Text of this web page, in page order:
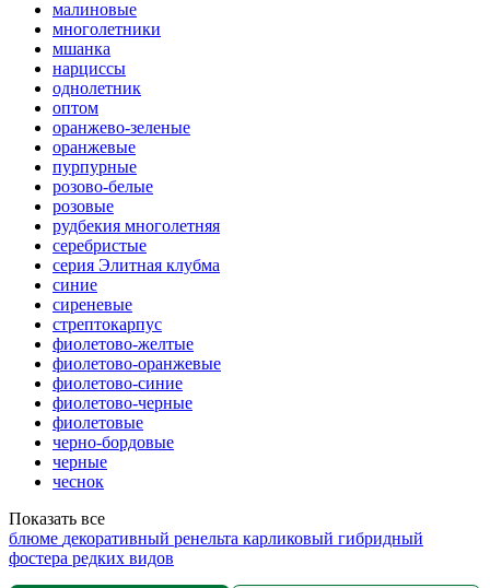
малиновые
многолетники
мшанка
нарциссы
однолетник
оптом
оранжево-зеленые
оранжевые
пурпурные
розово-белые
розовые
рудбекия многолетняя
серебристые
серия Элитная клубма
синие
сиреневые
стрептокарпус
фиолетово-желтые
фиолетово-оранжевые
фиолетово-синие
фиолетово-черные
фиолетовые
черно-бордовые
черные
чеснок
Показать все
блюме декоративный ренельта карликовый гибридный
фостера редких видов